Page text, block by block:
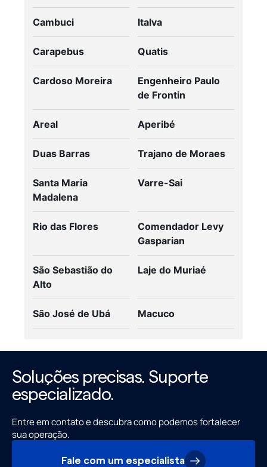
Cambuci Italva
Carapebus Quatis
Cardoso Moreira
Engenheiro Paulo
de Frontin
Areal Aperibé
Duas Barras Trajano de Moraes
Santa Maria
Madalena
Varre-Sai
Rio das Flores
Comendador Levy
Gasparian
São Sebastião do
Alto
Laje do Muriaé
São José de Ubá Macuco
Soluções precisas. Suporte
especializado.
Entre em contato e descubra como podemos fortalecer
sua operação.
Fale com um especialista